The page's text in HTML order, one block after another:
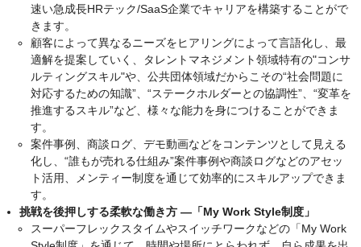
速い急成長HRテック/SaaS企業でキャリアを構築することがで
きます。
顧客によって異なるニーズをヒアリングによって言語化し、最
適解を提案していく、タレントマネジメント領域特有の"コンサ
ルティングスキル"や、公共団体領域だからこその“社会問題に
対応するための知識”、“ステークホルダーとの協調性”、“変革を
推進するスキル”など、様々な能力を身につけることができま
す。
案件事例、商談ログ、デモ動画などをコンテンツとして見える
化し、“誰もが売れる仕組み”案件事例や商談ログなどのアセッ
ト活用、メンティー制度を通じて効率的にスキルアップできま
す。
挑戦を後押しする柔軟な働き方 ―「My Work Style制度」
スーパーフレックスタイムやスイッチワークなどの「My Work